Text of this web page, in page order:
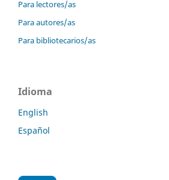
Para lectores/as
Para autores/as
Para bibliotecarios/as
Idioma
English
Español